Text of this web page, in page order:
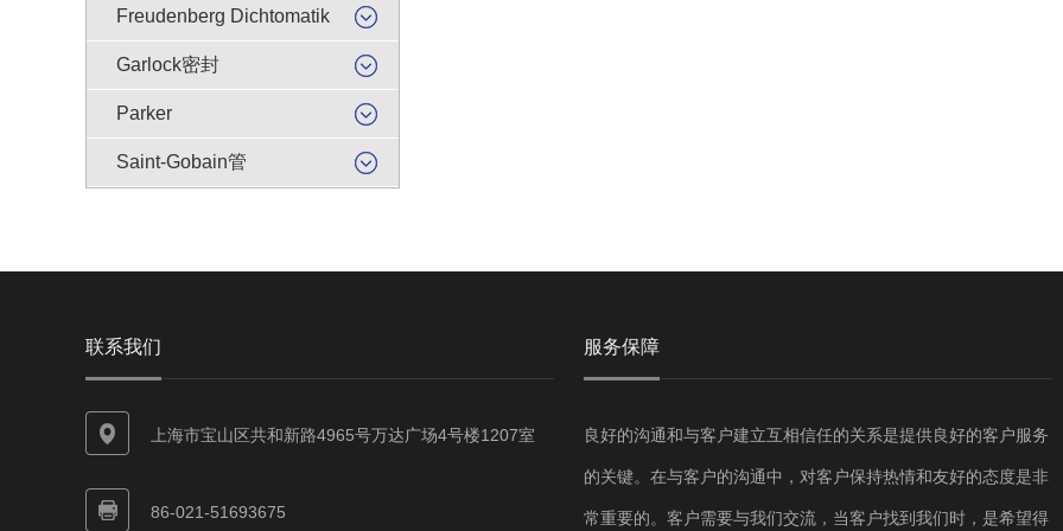
Freudenberg Dichtomatik
Garlock密封
Parker
Saint-Gobain管
联系我们
上海市宝山区共和新路4965号万达广场4号楼1207室
86-021-51693675
服务保障
良好的沟通和与客户建立互相信任的关系是提供良好的客户服务
的关键。在与客户的沟通中，对客户保持热情和友好的态度是非
常重要的。客户需要与我们交流，当客户找到我们时，是希望得